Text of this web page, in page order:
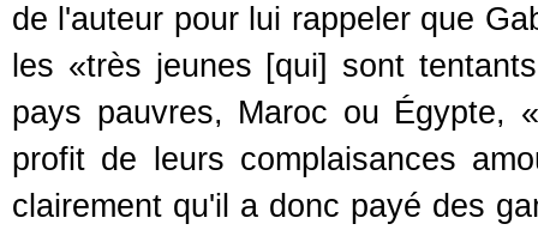
de l'auteur pour lui rappeler que
les «très jeunes [qui] sont
pays pauvres, Maroc ou Égypte,
profit de leurs complaisances
clairement qu'il a donc payé des